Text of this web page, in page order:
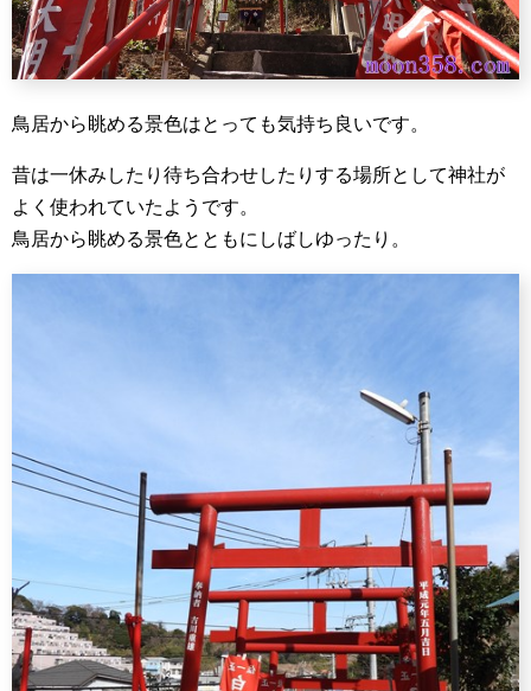
鳥居から眺める景色はとっても気持ち良いです。
昔は一休みしたり待ち合わせしたりする場所として神社が
よく使われていたようです。
鳥居から眺める景色とともにしばしゆったり。